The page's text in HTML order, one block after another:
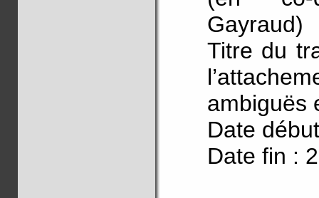
Gayraud)
Titre du
ambiguës
Date
Date fin :